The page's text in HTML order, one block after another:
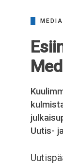
Uutis-